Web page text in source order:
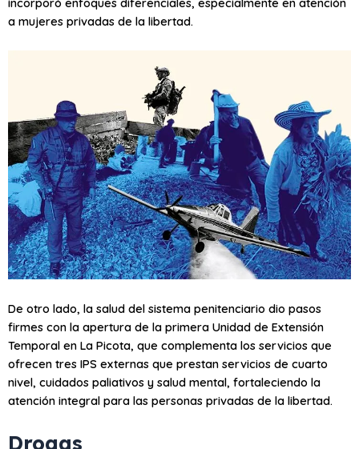
a mujeres privadas de la libertad.
De otro lado, la salud del sistema penitenciario dio pasos
firmes con la apertura de la primera Unidad de Extensión
Temporal en La Picota, que complementa los servicios que
ofrecen tres IPS externas que prestan servicios de cuarto
nivel, cuidados paliativos y salud mental, fortaleciendo la
atención integral para las personas privadas de la libertad.
Dr​ogas